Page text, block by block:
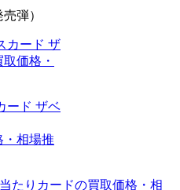
弾）
ード ザベ
・相場推